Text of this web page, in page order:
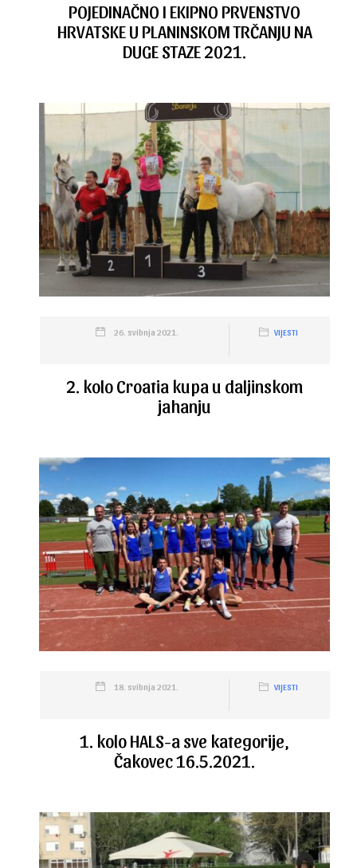
POJEDINAČNO I EKIPNO PRVENSTVO
HRVATSKE U PLANINSKOM TRČANJU NA
DUGE STAZE 2021.
26. svibnja 2021. VIJESTI
2. kolo Croatia kupa u daljinskom
jahanju
18. svibnja 2021. VIJESTI
1. kolo HALS-a sve kategorije,
Čakovec 16.5.2021.